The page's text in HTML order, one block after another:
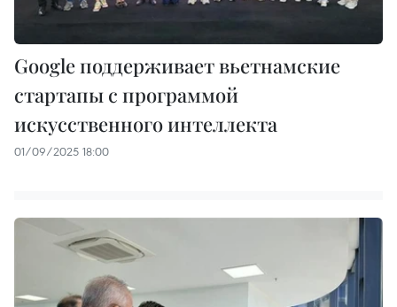
Google поддерживает вьетнамские
стартапы с программой
искусственного интеллекта
01/09/2025 18:00